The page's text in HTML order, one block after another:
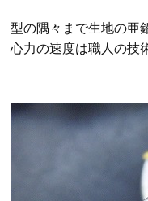
型の隅々まで生地の亜
心力の速度は職人の技